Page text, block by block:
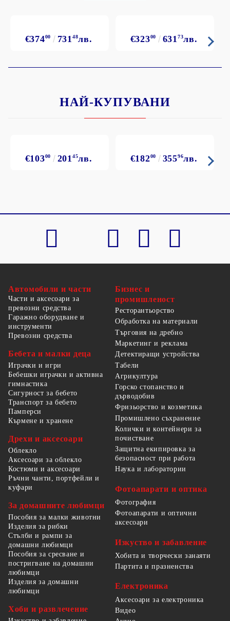
€37400 73148лв. €32300 63173лв.
НАЙ-КУПУВАНИ
€10300 20145лв. €18200 35596лв.
Автомобили и части
Части и аксесоари за
превозни средства
Гаражно оборудване и
инструменти
Превозни средства
Бебета и малки деца
Играчки и игри
Бебешки играчки и активна
гимнастика
Сигурност за бебето
Транспорт за бебето
Памперси
Кърмене и хранене
Дрехи и аксесоари
Облекло
Аксесоари за облекло
Костюми и аксесоари
Ръчни чанти, портфейли и
куфари
За домашните любимци
Пособия за малки животни
Изделия за рибки
Стълби и рампи за
домашни любимци
Пособия за сресване и
постригване на домашни
любимци
Изделия за домашни
любимци
Хоби и развлечение
Бизнес и
промишленост
Ресторантьорство
Обработка на материали
Търговия на дребно
Маркетинг и реклама
Детектиращи устройства
Табели
Агрикултура
Горско стопанство и
дърводобив
Фризьорство и козметика
Промишлено съхранение
Колички и контейнери за
почистване
Защитна екипировка за
безопасност при работа
Наука и лаборатории
Фотоапарати и оптика
Фотография
Фотоапарати и оптични
аксесоари
Изкуство и забавление
Хобита и творчески занаяти
Партита и празненства
Електроника
Аксесоари за електроника
Видео